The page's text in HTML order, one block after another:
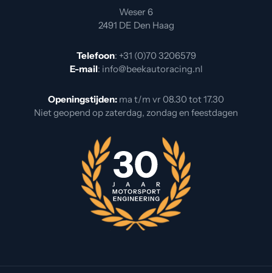
Weser 6
2491 DE Den Haag
Telefoon: +31 (0)70 3206579
E-mail: info@beekautoracing.nl
Openingstijden: ma t/m vr 08.30 tot 17.30
Niet geopend op zaterdag, zondag en feestdagen